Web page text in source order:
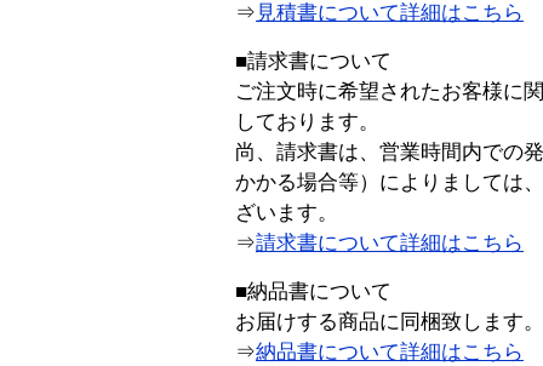
⇒ 見積書について詳細はこちら
■請求書について
ご注文時に希望されたお客様に
しております。
尚、請求書は、営業時間内での
かかる場合等）によりましては
ざいます。
⇒請求書について詳細はこちら
■納品書について
お届けする商品に同梱致します。
⇒納品書について詳細はこちら